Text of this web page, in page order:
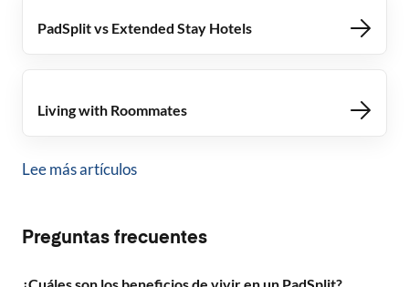
PadSplit vs Extended Stay Hotels
Living with Roommates
Lee más artículos
Preguntas frecuentes